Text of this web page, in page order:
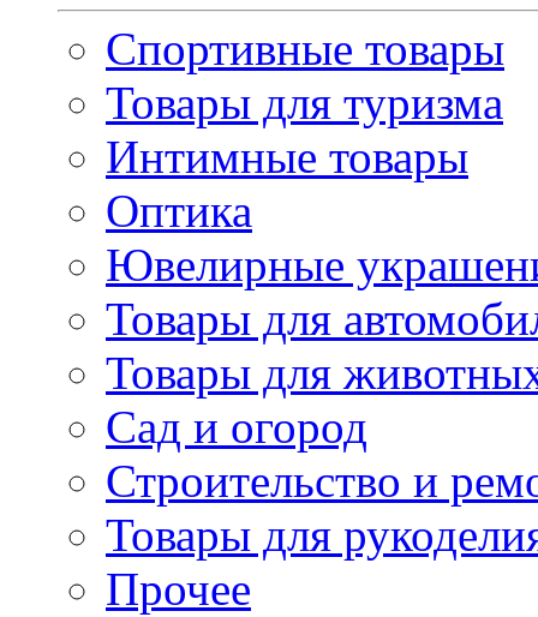
Спортивные товары
Товары для туризма
Интимные товары
Оптика
Ювелирные
Товары для
Товары для
Сад и огород
Строительство и
Товары для
Прочее